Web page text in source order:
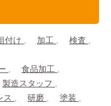
付け 加工
検査
食品加工
製造スタッフ
ス 研磨
塗装